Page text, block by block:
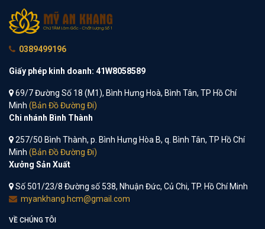
0389499196
Giấy phép kinh doanh: 41W8058589
69/7 Đường Số 18 (M1), Bình Hưng Hoà, Bình Tân, TP Hồ Chí
Minh (Bản Đồ Đường Đi)
Chi nhánh Bình Thành
257/50 Bình Thành, p. Bình Hưng Hòa B, q. Bình Tân, TP Hồ Chí
Minh (Bản Đồ Đường Đi)
Xưởng Sản Xuất
Số 501/23/8 Đường số 538, Nhuận Đức, Củ Chi, TP. Hồ Chí Minh
myankhang.hcm@gmail.com
VỀ CHÚNG TÔI